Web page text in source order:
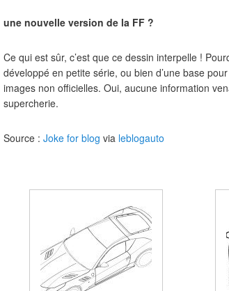
une nouvelle version de la FF ?
Ce qui est sûr, c’est que ce dessin interpelle !
développé en petite série, ou bien d’une base
images non officielles. Oui, aucune information
supercherie.
Source : Joke for blog via leblogauto